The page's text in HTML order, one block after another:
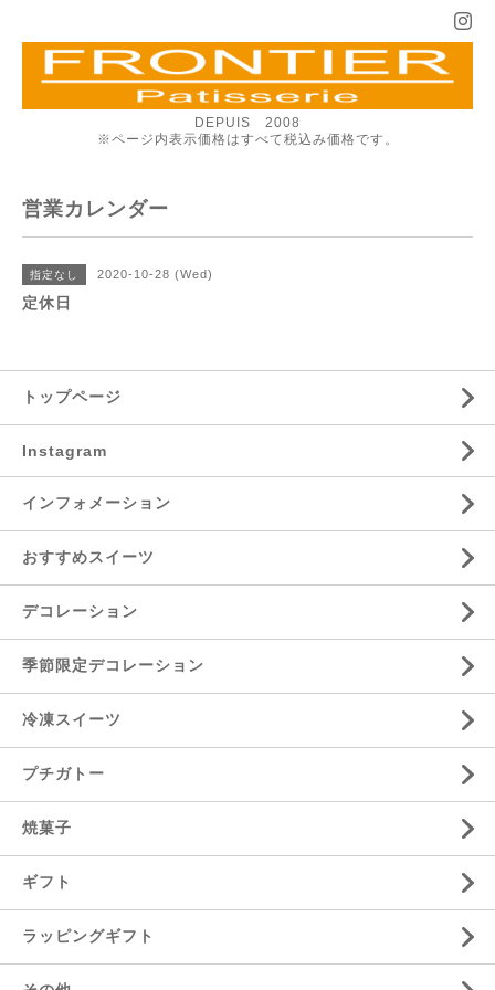
DEPUIS 2008
※ページ内表示価格はすべて税込み価格です。
営業カレンダー
指定なし 2020-10-28 (Wed)
定休日
トップページ
Instagram
インフォメーション
おすすめスイーツ
デコレーション
季節限定デコレーション
冷凍スイーツ
プチガトー
焼菓子
ギフト
ラッピングギフト